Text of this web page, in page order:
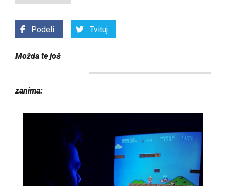
Podeli Tvituj
Možda te još
zanima: